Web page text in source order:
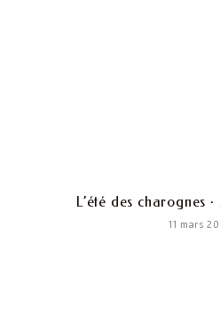
L’été des charognes
11 mars